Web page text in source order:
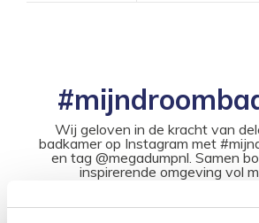
Wij geloven in de kracht van
badkamer op Instagram met
en tag @megadumpnl. Samen
inspirerende omgeving vol